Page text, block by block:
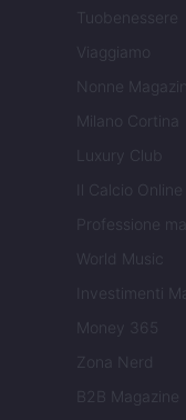
Tuobenessere
Viaggiamo
Nonne
Milano Cortina
Luxury Club
Il Calcio Online
Professione
World Music
Investimenti
Money 365
Zona Nerd
B2B Magazine